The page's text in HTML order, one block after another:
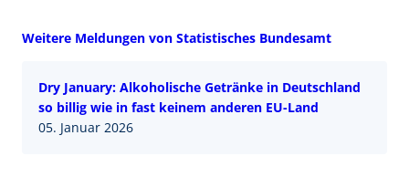
Weitere Meldungen von Statistisches Bundesamt
Dry January: Alkoholische Getränke in Deutschland
so billig wie in fast keinem anderen EU-Land
05. Januar 2026